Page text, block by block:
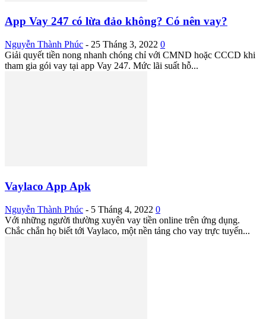
App Vay 247 có lừa đảo không? Có nên vay?
Nguyễn Thành Phúc - 25 Tháng 3, 2022 0
Giải quyết tiền nong nhanh chóng chỉ với CMND hoặc CCCD khi
tham gia gói vay tại app Vay 247. Mức lãi suất hỗ...
Vaylaco App Apk
Nguyễn Thành Phúc - 5 Tháng 4, 2022 0
Với những người thường xuyên vay tiền online trên ứng dụng.
Chắc chắn họ biết tới Vaylaco, một nền tảng cho vay trực tuyến...